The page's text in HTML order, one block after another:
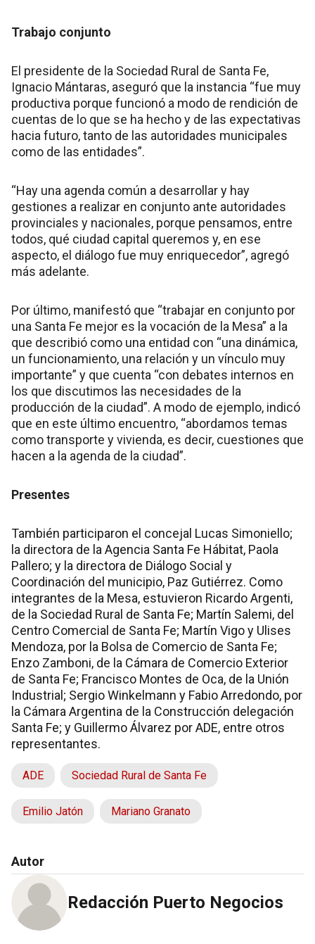
Trabajo conjunto
El presidente de la Sociedad Rural de Santa Fe,
Ignacio Mántaras, aseguró que la instancia “fue muy
productiva porque funcionó a modo de rendición de
cuentas de lo que se ha hecho y de las expectativas
hacia futuro, tanto de las autoridades municipales
como de las entidades”.
“Hay una agenda común a desarrollar y hay
gestiones a realizar en conjunto ante autoridades
provinciales y nacionales, porque pensamos, entre
todos, qué ciudad capital queremos y, en ese
aspecto, el diálogo fue muy enriquecedor”, agregó
más adelante.
Por último, manifestó que “trabajar en conjunto por
una Santa Fe mejor es la vocación de la Mesa” a la
que describió como una entidad con “una dinámica,
un funcionamiento, una relación y un vínculo muy
importante” y que cuenta “con debates internos en
los que discutimos las necesidades de la
producción de la ciudad”. A modo de ejemplo, indicó
que en este último encuentro, “abordamos temas
como transporte y vivienda, es decir, cuestiones que
hacen a la agenda de la ciudad”.
Presentes
También participaron el concejal Lucas Simoniello;
la directora de la Agencia Santa Fe Hábitat, Paola
Pallero; y la directora de Diálogo Social y
Coordinación del municipio, Paz Gutiérrez. Como
integrantes de la Mesa, estuvieron Ricardo Argenti,
de la Sociedad Rural de Santa Fe; Martín Salemi, del
Centro Comercial de Santa Fe; Martín Vigo y Ulises
Mendoza, por la Bolsa de Comercio de Santa Fe;
Enzo Zamboni, de la Cámara de Comercio Exterior
de Santa Fe; Francisco Montes de Oca, de la Unión
Industrial; Sergio Winkelmann y Fabio Arredondo, por
la Cámara Argentina de la Construcción delegación
Santa Fe; y Guillermo Álvarez por ADE, entre otros
representantes.
ADE Sociedad Rural de Santa Fe
Emilio Jatón Mariano Granato
Autor
Redacción Puerto Negocios